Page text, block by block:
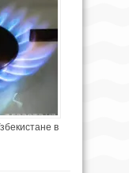
в